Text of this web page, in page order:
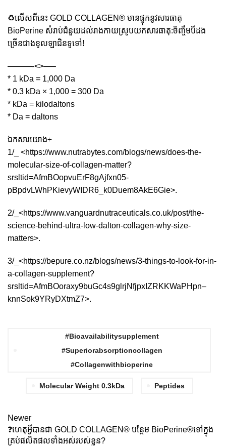
♻️លើសពីនេះ GOLD COLLAGEN®️ មានផ្ទុកនូវសារធាតុ
BioPerine សំរាប់ជំនួយដល់រាងកាយស្រូបយកសារធាតុ:ចិញ្ចឹមបីដង
ច្រើនជាងខូលឡាជិនទូទៅ!
———-<>—–
* 1 kDa = 1,000 Da
* 0.3 kDa × 1,000 = 300 Da
* kDa = kilodaltons
* Da = daltons
ឯកសារយោង÷
1/_ <https://www.nutrabytes.com/blogs/news/does-the-
molecular-size-of-collagen-matter?
srsltid=AfmBOopvuErF8gAjfxn05-
pBpdvLWhPKievyWIDR6_k0Duem8AkE6Gie>.
2/_<https://www.vanguardnutraceuticals.co.uk/post/the-
science-behind-ultra-low-dalton-collagen-why-size-
matters>.
3/_<https://bepure.co.nz/blogs/news/3-things-to-look-for-in-
a-collagen-supplement?
srsltid=AfmBOoraxy9buGc4s9glrjNfjpxIZRKKWaPHpn–
knnSok9YRyDXtmZ7>.
#bioavailabilitysupplement
#superiorabsorptioncollagen
#Collagenwithbioperine
Molecular Weight 0.3kDa Peptides
Newer
❓️ហេតុអ្វីបានជា GOLD COLLAGEN® បន្ថែម BioPerine®ទៅក្នុង
គ្រប់ផលិតផលទាំងអស់របស់ខ្លួន?